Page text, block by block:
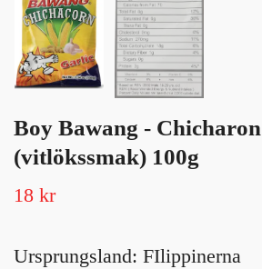
Boy Bawang - Chicharon
(vitlökssmak) 100g
18 kr
Ursprungsland: FIlippinerna